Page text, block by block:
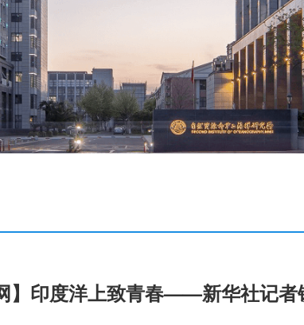
】印度洋上致青春——新华社记